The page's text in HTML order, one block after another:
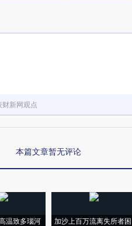
新网观点
本篇文章暂无评论
温致多瑙河
加沙上百万流离失所者困